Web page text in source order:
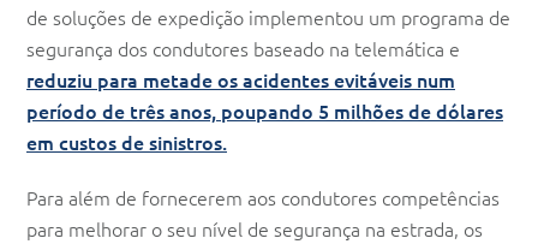
de soluções de expedição implementou um programa de
segurança dos condutores baseado na telemática e
reduziu para metade os acidentes evitáveis num
período de três anos, poupando 5 milhões de dólares
em custos de sinistros.
Para além de fornecerem aos condutores competências
para melhorar o seu nível de segurança na estrada, os